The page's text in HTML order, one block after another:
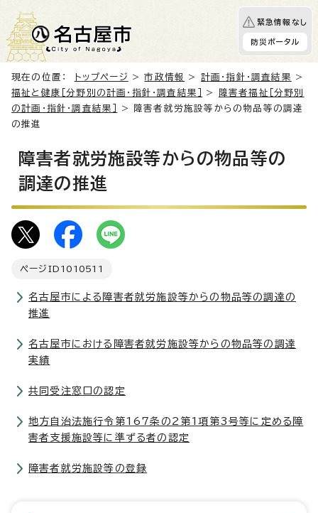
緊急情報なし
防災ポータル
現在の位置： トップページ >市政情報 > 計画・指針・調査結果
>
福祉と健康［分野別の計画・指針・調査結果］
>
障害者福祉［分野別
の計画・指針・調査結果］
> 障害者就労施設等からの物品等の調達
の推進
障害者就労施設等からの物品等の
調達の推進
ページID 1010511
名古屋市による障害者就労施設等からの物品等の調達の
推進
名古屋市における障害者就労施設等からの物品等の調達
実績
共同受注窓口の認定
地方自治法施行令第167条の2第1項第3号等に定める障
害者支援施設等に準ずる者の認定
障害者就労施設等の登録